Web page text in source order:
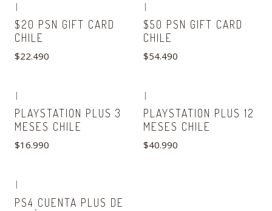
|
$20 PSN GIFT CARD
CHILE
$22.490
|
$50 PSN GIFT CARD
CHILE
$54.490
|
PLAYSTATION PLUS 3
MESES CHILE
$16.990
|
PLAYSTATION PLUS 12
MESES CHILE
$40.990
|
PS4 CUENTA PLUS DE